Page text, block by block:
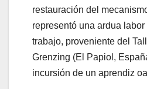
restauración del
representó una ardua
trabajo, proveniente del
Grenzing (El Papiol,
incursión de un aprendiz